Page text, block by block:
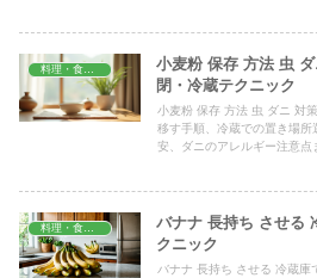
料理・食材保存
小麦粉 保存 方法 虫
閉・冷蔵テクニック
小麦粉 保存 方法 虫 ダニ 対
移す手順、冷蔵での置き場所
安、ダニのアレルギー注意
料理・食材保存
バナナ 長持ち させる
クニック
バナナ 長持ち させる 冷蔵庫